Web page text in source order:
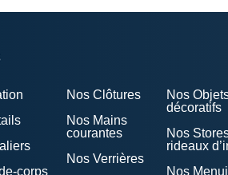
corps
Nos Clôtures
Nos Mains
courantes
Nos Verrières
Nos
décoratifs
Nos
rideaux
Nos